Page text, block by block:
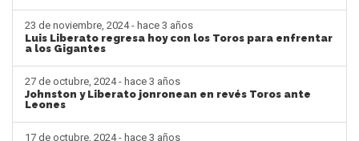
23 de noviembre, 2024 - hace 3 años
Luis Liberato regresa hoy con los Toros para enfrentar
a los Gigantes
27 de octubre, 2024 - hace 3 años
Johnston y Liberato jonronean en revés Toros ante
Leones
17 de octubre, 2024 - hace 3 años